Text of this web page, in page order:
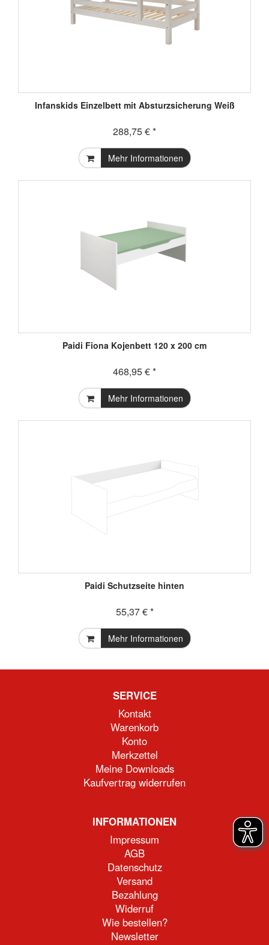
Infanskids Einzelbett mit Absturzsicherung Weiß
288,75 € *
Mehr Informationen
Paidi Fiona Kojenbett 120 x 200 cm
468,95 € *
Mehr Informationen
Paidi Schutzseite hinten
55,37 € *
Mehr Informationen
SERVICE
Kontakt
Warenkorb
Konto
Merkzettel
Meine Downloads
Kaufvertrag widerrufen
INFORMATIONEN
Impressum
AGB
Datenschutz
Versand
Bezahlung
Widerruf
Wie bestellen?
Newsletter